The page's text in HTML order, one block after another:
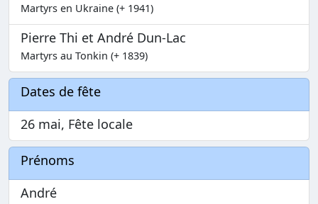
Martyrs en Ukraine (+ 1941)
Pierre Thi et André Dun-Lac
Martyrs au Tonkin (+ 1839)
Dates de fête
26 mai, Fête locale
Prénoms
André